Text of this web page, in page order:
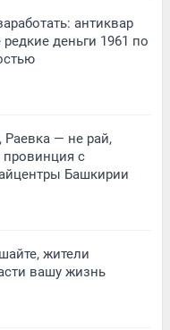
антиквар
деньги 1961 по
— не рай,
с
Башкирии
жители
вашу жизнь